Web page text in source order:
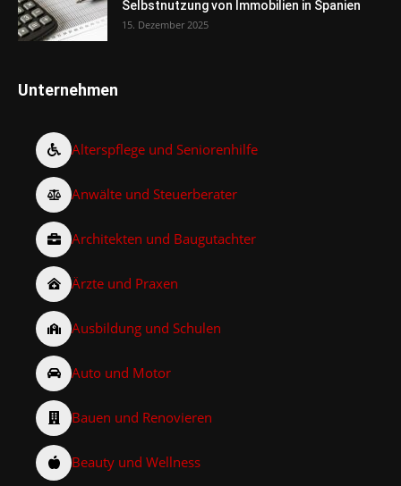
Selbstnutzung von Immobilien in Spanien
15. Dezember 2025
Unternehmen
Alterspflege und Seniorenhilfe
Anwälte und Steuerberater
Architekten und Baugutachter
Ärzte und Praxen
Ausbildung und Schulen
Auto und Motor
Bauen und Renovieren
Beauty und Wellness